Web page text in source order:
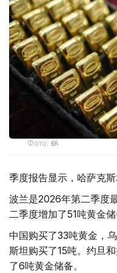
Фото: ӨзА
季度报告显示，哈萨克
波兰是2026年第二季度
二季度增加了51吨黄金储
中国购买了33吨黄金，
斯坦购买了15吨。约旦
了6吨黄金储备。